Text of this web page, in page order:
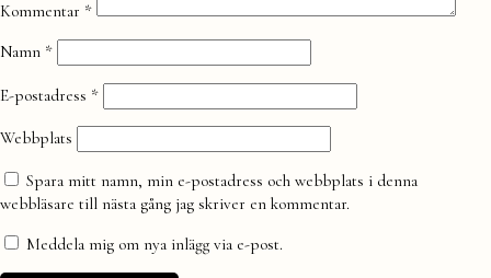
Kommentar *
Namn *
E-postadress *
Webbplats
Spara mitt namn, min e-postadress och webbplats i denna
webbläsare till nästa gång jag skriver en kommentar.
Meddela mig om nya inlägg via e-post.